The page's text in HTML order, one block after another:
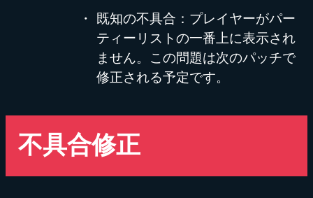
既知の不具合：プレイヤーがパー
ティーリストの一番上に表示され
ません。この問題は次のパッチで
修正される予定です。
不具合修正